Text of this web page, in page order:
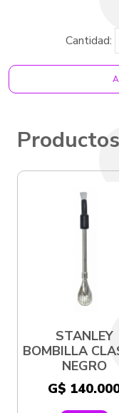
Cantidad:
STANLEY
BOMBILLA
NEGRO
G$